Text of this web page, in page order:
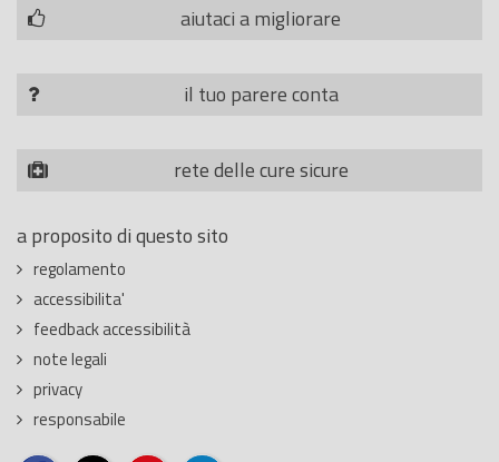
aiutaci a migliorare
il tuo parere conta
rete delle cure sicure
a proposito di questo sito
regolamento
accessibilita'
feedback accessibilità
note legali
privacy
responsabile